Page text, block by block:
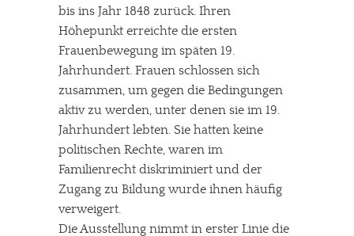
bis ins Jahr 1848 zurück. Ihren
Höhepunkt erreichte die ersten
Frauenbewegung im späten 19.
Jahrhundert. Frauen schlossen sich
zusammen, um gegen die Bedingungen
aktiv zu werden, unter denen sie im 19.
Jahrhundert lebten. Sie hatten keine
politischen Rechte, waren im
Familienrecht diskriminiert und der
Zugang zu Bildung wurde ihnen häufig
verweigert.
Die Ausstellung nimmt in erster Linie die